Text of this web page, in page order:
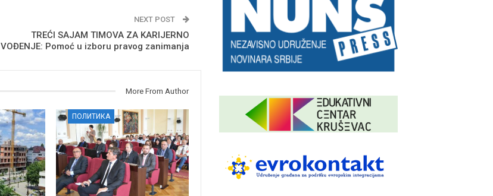
NEXT POST
TREĆI SAJAM TIMOVA ZA KARIJERNO
VOĐENJE: Pomoć u izboru pravog zanimanja
More From Author
ПОЛИТИКА